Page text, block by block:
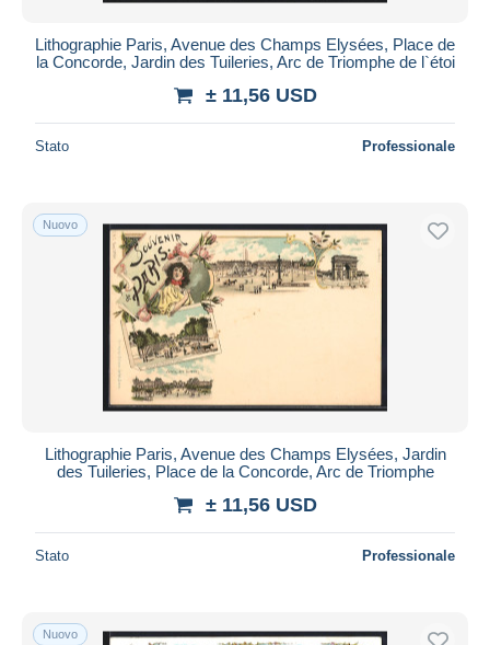
Lithographie Paris, Avenue des Champs Elysées, Place de
la Concorde, Jardin des Tuileries, Arc de Triomphe de l`étoi
± 11,56 USD
Stato Professionale
Nuovo
Lithographie Paris, Avenue des Champs Elysées, Jardin
des Tuileries, Place de la Concorde, Arc de Triomphe
± 11,56 USD
Stato Professionale
Nuovo